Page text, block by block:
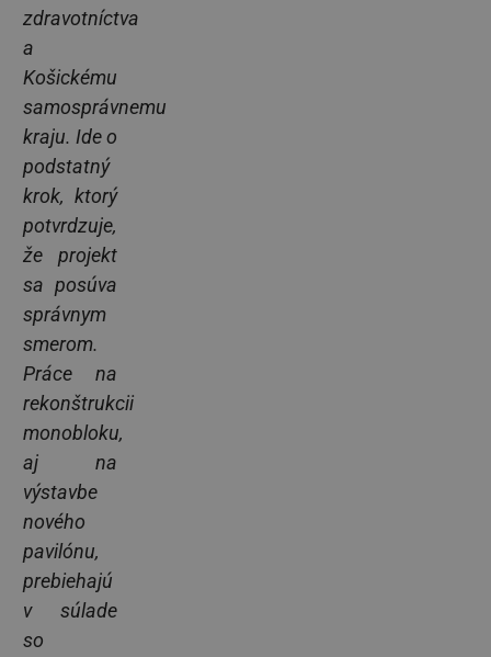
zdravotníctva
a
Košickému
samosprávnemu
kraju. Ide o
podstatný
krok, ktorý
potvrdzuje,
že projekt
sa posúva
správnym
smerom.
Práce na
rekonštrukcii
monobloku,
aj na
výstavbe
nového
pavilónu,
prebiehajú
v súlade
so